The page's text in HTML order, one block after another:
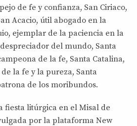
de fe y confianza, San Ciriaco,
Acacio, útil abogado en la
ejemplar de la paciencia en la
del mundo, Santa
de la fe, Santa Catalina,
la fe y la pureza, Santa
de los moribundos.
fiesta litúrgica en el Misal de
por la plataforma New